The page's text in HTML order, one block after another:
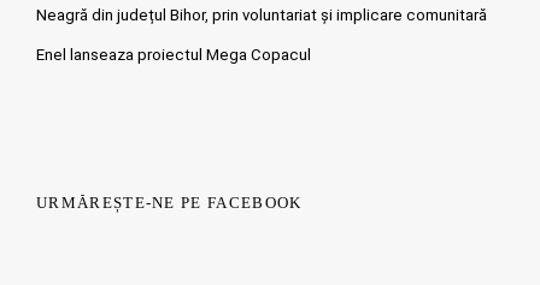
Neagră din județul Bihor, prin voluntariat și implicare comunitară
Enel lanseaza proiectul Mega Copacul
URMĂREȘTE-NE PE FACEBOOK